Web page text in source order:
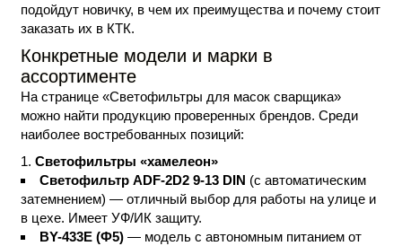
подойдут новичку, в чем их преимущества и почему стоит
заказать их в КТК.
Конкретные модели и марки в
ассортименте
На странице «Светофильтры для масок сварщика»
можно найти продукцию проверенных брендов. Среди
наиболее востребованных позиций:
Светофильтры «хамелеон»
Светофильтр ADF-2D2 9-13 DIN (с автоматическим
затемнением) — отличный выбор для работы на улице и
в цехе. Имеет УФ/ИК защиту.
BY-433E (Ф5) — модель с автономным питанием от